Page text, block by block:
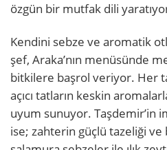
özgün bir mutfak dili
Kendini sebze ve aromatik
şef, Araka’nın menüsünde
bitkilere başrol veriyor. Her
açıcı tatların keskin
uyum sunuyor. Taşdemir’in
ise; zahterin güçlü tazeliği ve